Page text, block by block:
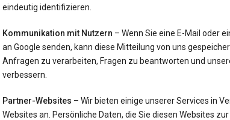
eindeutig identifizieren.
Kommunikation mit Nutzern – Wenn Sie eine E-Mail oder
an Google senden, kann diese Mitteilung von uns
Anfragen zu verarbeiten, Fragen zu beantworten und
verbessern.
Partner-Websites – Wir bieten einige unserer Services in
Websites an. Persönliche Daten, die Sie diesen Websites